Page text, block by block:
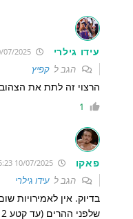
עידו גילרי 10/07/2025 17:31:41
הגב לקפיץ
הרצוי זה לתת את
1
פאקו 10/07/2025 17:45:23
הגב לעידו גילרי
בדיוק. אין לאמירויות
שלפני ההרים (עד קטע 12 למעשה).